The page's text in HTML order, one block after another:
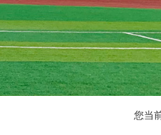
您当